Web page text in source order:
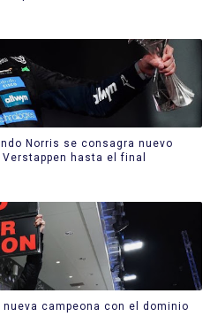
Norris se consagra nuevo
hasta el final
campeona con el dominio